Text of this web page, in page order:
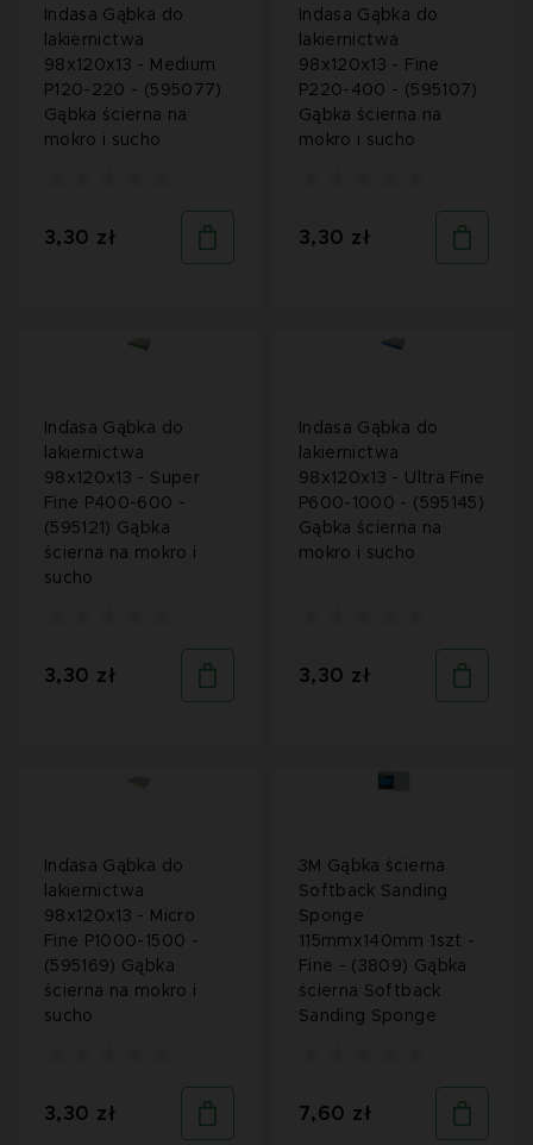
Indasa Gąbka do
lakiernictwa
98x120x13 - Medium
P120-220 - (595077)
Gąbka ścierna na
mokro i sucho
3,30 zł
Indasa Gąbka do
lakiernictwa
98x120x13 - Fine
P220-400 - (595107)
Gąbka ścierna na
mokro i sucho
3,30 zł
Indasa Gąbka do
lakiernictwa
98x120x13 - Super
Fine P400-600 -
(595121) Gąbka
ścierna na mokro i
sucho
3,30 zł
Indasa Gąbka do
lakiernictwa
98x120x13 - Ultra Fine
P600-1000 - (595145)
Gąbka ścierna na
mokro i sucho
3,30 zł
Indasa Gąbka do
lakiernictwa
98x120x13 - Micro
Fine P1000-1500 -
(595169) Gąbka
ścierna na mokro i
sucho
3,30 zł
3M Gąbka ścierna
Softback Sanding
Sponge
115mmx140mm 1szt -
Fine - (3809) Gąbka
ścierna Softback
Sanding Sponge
7,60 zł